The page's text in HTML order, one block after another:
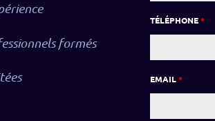
formés
TÉLÉPHONE*
EMAIL*